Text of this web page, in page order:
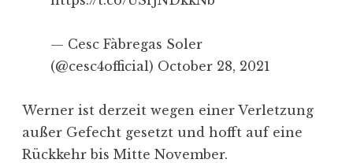
— Cesc Fàbregas Soler
(@cesc4official) October 28, 2021
Werner ist derzeit wegen einer Verletzung
außer Gefecht gesetzt und hofft auf eine
Rückkehr bis Mitte November.